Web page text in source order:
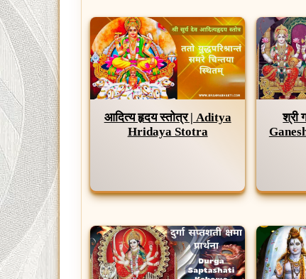
आदित्य हृदय स्तोत्र | Aditya
Hridaya Stotra
श्री